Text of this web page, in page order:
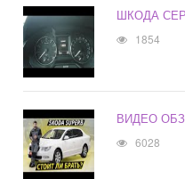
ШКОДА
1854
ВИДЕО
6028